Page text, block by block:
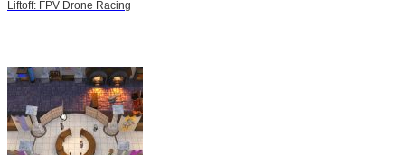
Liftoff: FPV Drone Racing